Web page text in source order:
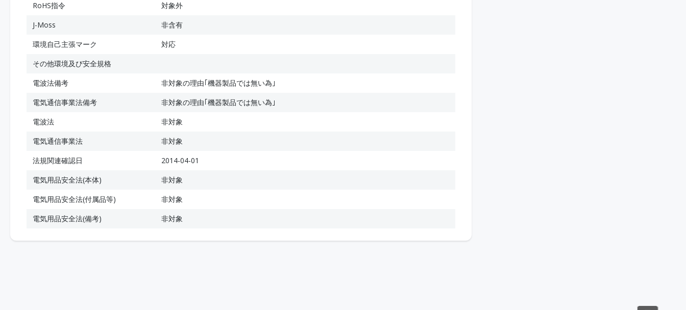
RoHS指令
対象外
J-Moss
非含有
環境自己主張マーク
対応
その他環境及び安全規格
電波法備考
非対象の理由｢機器製品では無い為｣
電気通信事業法備考
非対象の理由｢機器製品では無い為｣
電波法
非対象
電気通信事業法
非対象
法規関連確認日
2014-04-01
電気用品安全法(本体)
非対象
電気用品安全法(付属品等)
非対象
電気用品安全法(備考)
非対象